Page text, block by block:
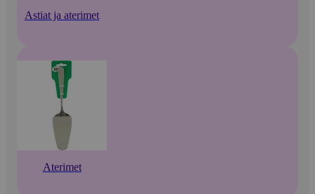
Astiat ja aterimet
Aterimet